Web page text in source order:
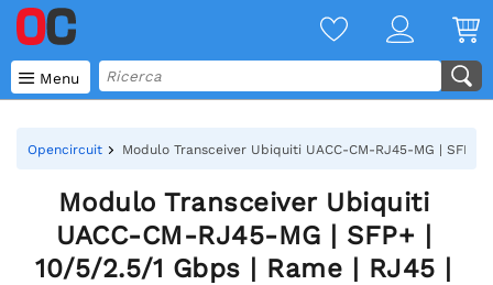
 Menu
Opencircuit Modulo Transceiver Ubiquiti UACC-CM-RJ45-MG | SFP+
Modulo Transceiver Ubiquiti
UACC-CM-RJ45-MG | SFP+ |
10/5/2.5/1 Gbps | Rame | RJ45 |